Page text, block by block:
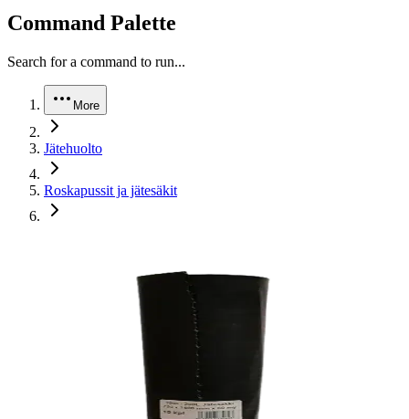
Command Palette
Search for a command to run...
More
Jätehuolto
Roskapussit ja jätesäkit